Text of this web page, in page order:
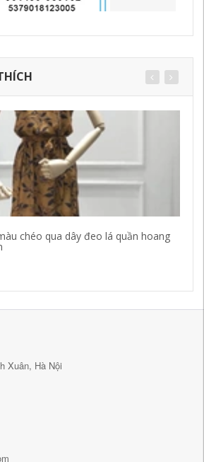
chéo qua dây đeo lá quần hoang
Xuân, Hà Nội